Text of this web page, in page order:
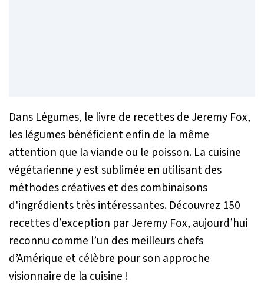
Dans Légumes, le livre de recettes de Jeremy Fox,
les légumes bénéficient enfin de la même
attention que la viande ou le poisson. La cuisine
végétarienne y est sublimée en utilisant des
méthodes créatives et des combinaisons
d'ingrédients très intéressantes. Découvrez 150
recettes d’exception par Jeremy Fox, aujourd’hui
reconnu comme l’un des meilleurs chefs
d’Amérique et célèbre pour son approche
visionnaire de la cuisine !